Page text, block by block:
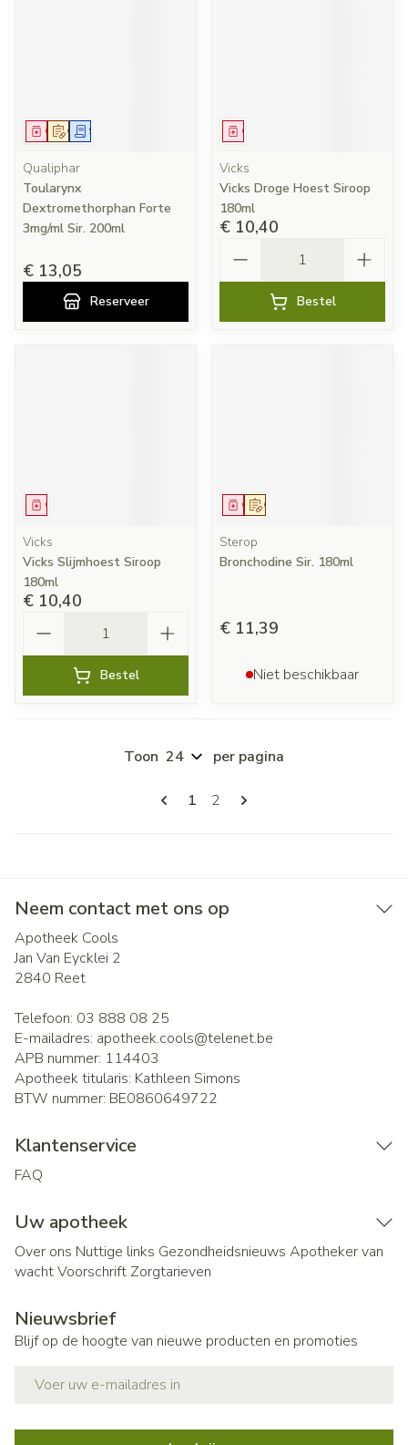
Op voorschrift
GeneesmiddelSchriftelijke aanvraag
Qualiphar
Toularynx
Dextromethorphan Forte
3mg/ml Sir. 200ml
€ 13,05
Reserveer
Geneesmiddel
Vicks
Vicks Droge Hoest Siroop
180ml
€ 10,40
Bestel
Geneesmiddel
Vicks
Vicks Slijmhoest Siroop
180ml
€ 10,40
Bestel
Op voorschrift
Geneesmiddel
Sterop
Bronchodine Sir. 180ml
€ 11,39
Niet beschikbaar
Pagina's
U lees momenteel pagina
1 Pagina
2
Toon per pagina
Neem contact met ons op
Apotheek Cools
Jan Van Eycklei 2
2840 Reet
Telefoon: 03 888 08 25
E-mailadres: apotheek.cools@telenet.be
APB nummer: 114403
Apotheek titularis: Kathleen Simons
BTW nummer: BE0860649722
Klantenservice
FAQ
Uw apotheek
Over ons Nuttige links Gezondheidsnieuws Apotheker van
wachtVoorschrift Zorgtarieven
Nieuwsbrief
Blijf op de hoogte van nieuwe producten en promoties